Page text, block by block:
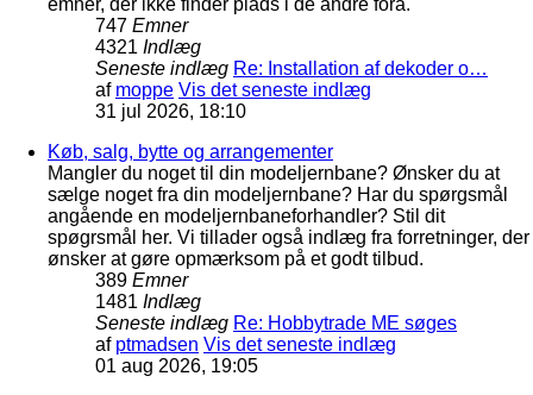
emner, der ikke finder plads i de andre fora.
747 Emner
4321 Indlæg
Seneste indlæg Re: Installation af dekoder o…
af moppe Vis det seneste indlæg
31 jul 2026, 18:10
Køb, salg, bytte og arrangementer
Mangler du noget til din modeljernbane? Ønsker du at
sælge noget fra din modeljernbane? Har du spørgsmål
angående en modeljernbaneforhandler? Stil dit
spøgrsmål her. Vi tillader også indlæg fra forretninger, der
ønsker at gøre opmærksom på et godt tilbud.
389 Emner
1481 Indlæg
Seneste indlæg Re: Hobbytrade ME søges
af ptmadsen Vis det seneste indlæg
01 aug 2026, 19:05